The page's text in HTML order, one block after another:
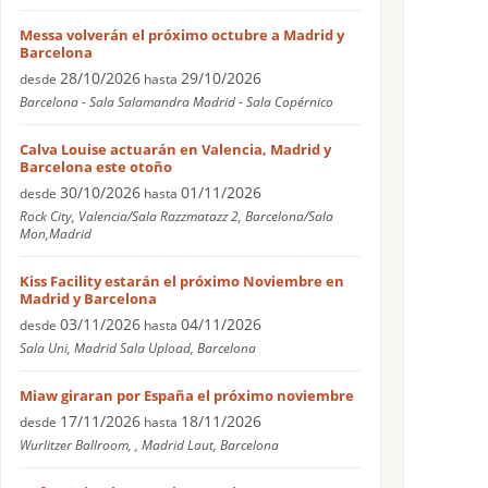
Messa volverán el próximo octubre a Madrid y
Barcelona
desde 28/10/2026 hasta 29/10/2026
Barcelona - Sala Salamandra Madrid - Sala Copérnico
Calva Louise actuarán en Valencia, Madrid y
Barcelona este otoño
desde 30/10/2026 hasta 01/11/2026
Rock City, Valencia/Sala Razzmatazz 2, Barcelona/Sala
Mon,Madrid
Kiss Facility estarán el próximo Noviembre en
Madrid y Barcelona
desde 03/11/2026 hasta 04/11/2026
Sala Uni, Madrid Sala Upload, Barcelona
Miaw giraran por España el próximo noviembre
desde 17/11/2026 hasta 18/11/2026
Wurlitzer Ballroom, , Madrid Laut, Barcelona